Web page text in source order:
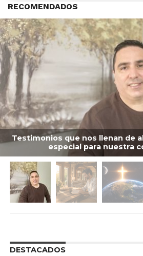
RECOMENDADOS
Testimonios que nos llenan de
especial para nuestra
DESTACADOS